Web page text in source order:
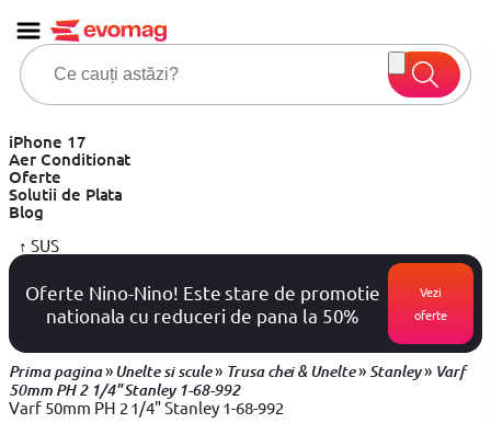
iPhone 17
Aer Conditionat
Oferte
Solutii de Plata
Blog
↑ SUS
Oferte Nino-Nino! Este stare de promotie
nationala cu reduceri de pana la 50%
Vezi
oferte
Prima pagina»Unelte si scule» Trusa chei & Unelte»Stanley» Varf
50mm PH 2 1/4" Stanley 1-68-992
Varf 50mm PH 2 1/4" Stanley 1-68-992